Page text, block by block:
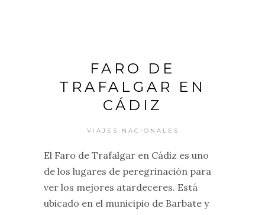
FARO DE
TRAFALGAR EN
CÁDIZ
VIAJES NACIONALES
El Faro de Trafalgar en Cádiz es uno
de los lugares de peregrinación para
ver los mejores atardeceres. Está
ubicado en el municipio de Barbate y